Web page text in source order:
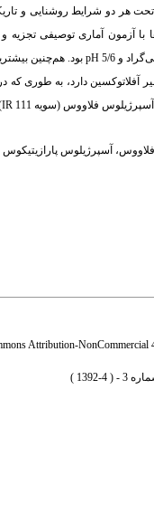
آفلاتوکسین دارد، به طوری
، آسپرژیلوس پارازیتیکوس
Attribution-NonCommercial